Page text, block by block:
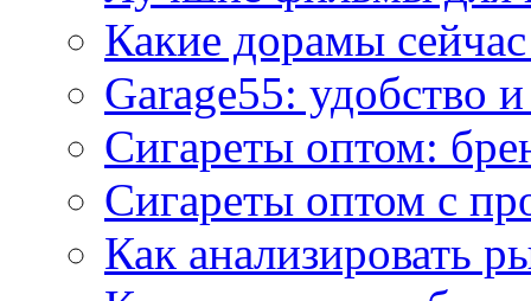
Какие дорамы
Garage55: удобство
Сигареты оптом:
Сигареты оптом с
Как анализировать